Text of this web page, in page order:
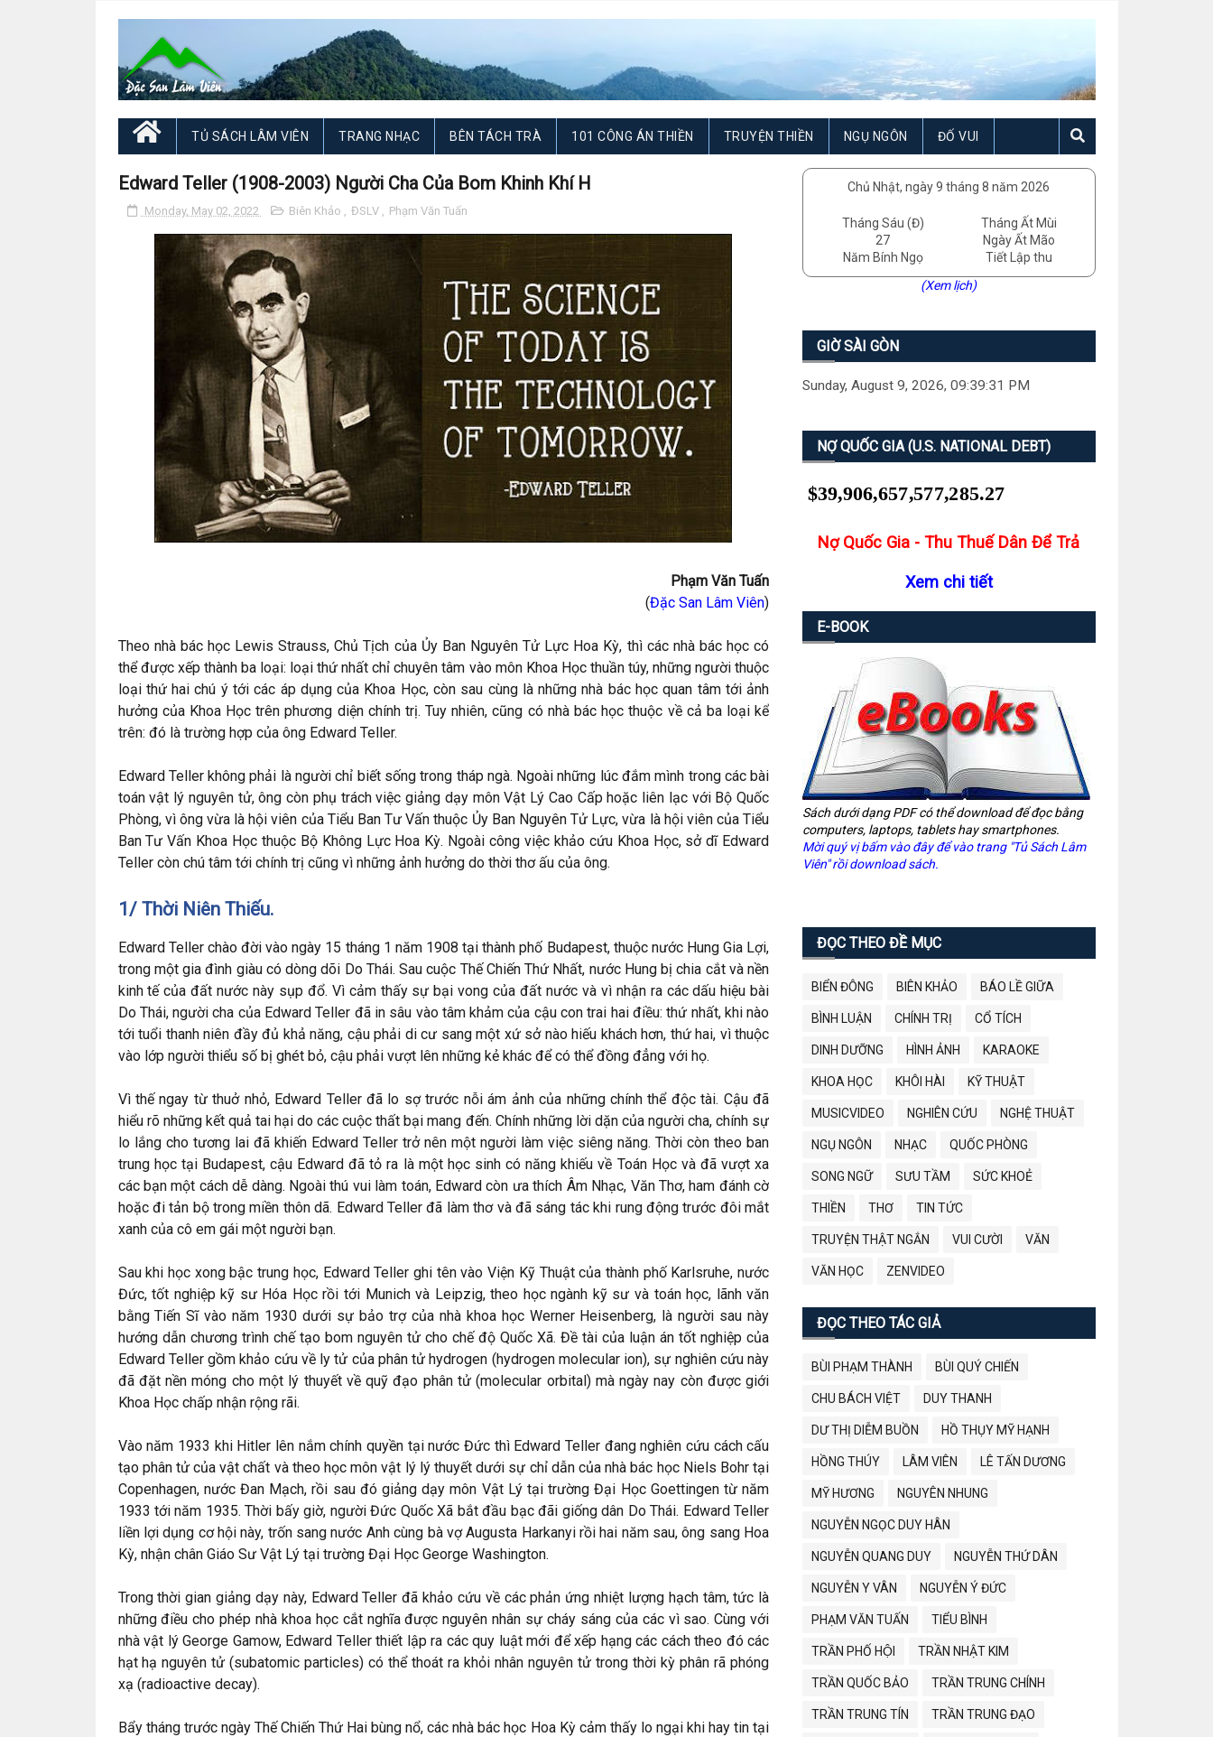
TỦ SÁCH LÂM VIÊN TRANG NHẠC BÊN TÁCH TRÀ 101 CÔNG ÁN THIỀN TRUYỆN THIỀN NGỤ NGÔN ĐỐ VUI
Edward Teller (1908-2003) Người Cha Của Bom Khinh Khí H
Monday, May 02, 2022 Biên Khảo , ĐSLV , Phạm Văn Tuấn
Phạm Văn Tuấn
(Đặc San Lâm Viên)
Theo nhà bác học Lewis Strauss, Chủ Tịch của Ủy Ban Nguyên Tử Lực Hoa Kỳ, thì các nhà bác học có
thể được xếp thành ba loại: loại thứ nhất chỉ chuyên tâm vào môn Khoa Học thuần túy, những người thuộc
loại thứ hai chú ý tới các áp dụng của Khoa Học, còn sau cùng là những nhà bác học quan tâm tới ảnh
hưởng của Khoa Học trên phương diện chính trị. Tuy nhiên, cũng có nhà bác học thuộc về cả ba loại kể
trên: đó là trường hợp của ông Edward Teller.
Edward Teller không phải là người chỉ biết sống trong tháp ngà. Ngoài những lúc đắm mình trong các bài
toán vật lý nguyên tử, ông còn phụ trách việc giảng dạy môn Vật Lý Cao Cấp hoặc liên lạc với Bộ Quốc
Phòng, vì ông vừa là hội viên của Tiểu Ban Tư Vấn thuộc Ủy Ban Nguyên Tử Lực, vừa là hội viên của Tiểu
Ban Tư Vấn Khoa Học thuộc Bộ Không Lực Hoa Kỳ. Ngoài công việc khảo cứu Khoa Học, sở dĩ Edward
Teller còn chú tâm tới chính trị cũng vì những ảnh hưởng do thời thơ ấu của ông.
1/ Thời Niên Thiếu.
Edward Teller chào đời vào ngày 15 tháng 1 năm 1908 tại thành phố Budapest, thuộc nước Hung Gia Lợi,
trong một gia đình giàu có dòng dõi Do Thái. Sau cuộc Thế Chiến Thứ Nhất, nước Hung bị chia cắt và nền
kinh tế của đất nước này sụp đổ. Vì cảm thấy sự bại vong của đất nước và vì nhận ra các dấu hiệu bài
Do Thái, người cha của Edward Teller đã in sâu vào tâm khảm của cậu con trai hai điều: thứ nhất, khi nào
tới tuổi thanh niên đầy đủ khả năng, cậu phải di cư sang một xứ sở nào hiếu khách hơn, thứ hai, vì thuộc
vào lớp người thiểu số bị ghét bỏ, cậu phải vượt lên những kẻ khác để có thể đồng đẳng với họ.
Vì thế ngay từ thuở nhỏ, Edward Teller đã lo sợ trước nỗi ám ảnh của những chính thể độc tài. Cậu đã
hiểu rõ những kết quả tai hại do các cuộc thất bại mang đến. Chính những lời dặn của người cha, chính sự
lo lắng cho tương lai đã khiến Edward Teller trở nên một người làm việc siêng năng. Thời còn theo ban
trung học tại Budapest, cậu Edward đã tỏ ra là một học sinh có năng khiếu về Toán Học và đã vượt xa
các bạn một cách dễ dàng. Ngoài thú vui làm toán, Edward còn ưa thích Âm Nhạc, Văn Thơ, ham đánh cờ
hoặc đi tản bộ trong miền thôn dã. Edward Teller đã làm thơ và đã sáng tác khi rung động trước đôi mắt
xanh của cô em gái một người bạn.
Sau khi học xong bậc trung học, Edward Teller ghi tên vào Viện Kỹ Thuật của thành phố Karlsruhe, nước
Đức, tốt nghiệp kỹ sư Hóa Học rồi tới Munich và Leipzig, theo học ngành kỹ sư và toán học, lãnh văn
bằng Tiến Sĩ vào năm 1930 dưới sự bảo trợ của nhà khoa học Werner Heisenberg, là người sau này
hướng dẫn chương trình chế tạo bom nguyên tử cho chế độ Quốc Xã. Đề tài của luận án tốt nghiệp của
Edward Teller gồm khảo cứu về ly tử của phân tử hydrogen (hydrogen molecular ion), sự nghiên cứu này
đã đặt nền móng cho một lý thuyết về quỹ đạo phân tử (molecular orbital) mà ngày nay còn được giới
Khoa Học chấp nhận rộng rãi.
Vào năm 1933 khi Hitler lên nắm chính quyền tại nước Đức thì Edward Teller đang nghiên cứu cách cấu
tạo phân tử của vật chất và theo học môn vật lý lý thuyết dưới sự chỉ dẫn của nhà bác học Niels Bohr tại
Copenhagen, nước Đan Mạch, rồi sau đó giảng dạy môn Vật Lý tại trường Đại Học Goettingen từ năm
1933 tới năm 1935. Thời bấy giờ, người Đức Quốc Xã bắt đầu bạc đãi giống dân Do Thái. Edward Teller
liền lợi dụng cơ hội này, trốn sang nước Anh cùng bà vợ Augusta Harkanyi rồi hai năm sau, ông sang Hoa
Kỳ, nhận chân Giáo Sư Vật Lý tại trường Đại Học George Washington.
Trong thời gian giảng dạy này, Edward Teller đã khảo cứu về các phản ứng nhiệt lượng hạch tâm, tức là
những điều cho phép nhà khoa học cắt nghĩa được nguyên nhân sự cháy sáng của các vì sao. Cùng với
nhà vật lý George Gamow, Edward Teller thiết lập ra các quy luật mới để xếp hạng các cách theo đó các
hạt hạ nguyên tử (subatomic particles) có thể thoát ra khỏi nhân nguyên tử trong thời kỳ phân rã phóng
xạ (radioactive decay).
Bẩy tháng trước ngày Thế Chiến Thứ Hai bùng nổ, các nhà bác học Hoa Kỳ cảm thấy lo ngại khi hay tin tại
Chủ Nhật, ngày 9 tháng 8 năm 2026
Tháng Sáu (Đ)
27
Năm Bính Ngọ
Tháng Ất Mùi
Ngày Ất Mão
Tiết Lập thu
(Xem lịch)
GIỜ SÀI GÒN
Sunday, August 9, 2026, 09:39:32 PM
NỢ QUỐC GIA (U.S. NATIONAL DEBT)
Nợ Quốc Gia - Thu Thuế Dân Để Trả
Xem chi tiết
E-BOOK
Sách dưới dạng PDF có thể download để đọc bằng
computers, laptops, tablets hay smartphones.
Mời quý vị bấm vào đây để vào trang "Tủ Sách Lâm
Viên" rồi download sách.
ĐỌC THEO ĐỀ MỤC
BIỂN ĐÔNG BIÊN KHẢO BÁO LỀ GIỮA
BÌNH LUẬN CHÍNH TRỊ CỔ TÍCH
DINH DƯỠNG HÌNH ẢNH KARAOKE
KHOA HỌC KHÔI HÀI KỸ THUẬT
MUSICVIDEO NGHIÊN CỨU NGHỆ THUẬT
NGỤ NGÔN NHẠC QUỐC PHÒNG
SONG NGỮ SƯU TẦM SỨC KHOẺ
THIỀN THƠ TIN TỨC
TRUYỆN THẬT NGẮN VUI CƯỜI VĂN
VĂN HỌC ZENVIDEO
ĐỌC THEO TÁC GIẢ
BÙI PHẠM THÀNH BÙI QUÝ CHIẾN
CHU BÁCH VIỆT DUY THANH
DƯ THỊ DIỄM BUỒN HỒ THỤY MỸ HẠNH
HỒNG THÚY LÂM VIÊN LÊ TẤN DƯƠNG
MỸ HƯƠNG NGUYÊN NHUNG
NGUYỄN NGỌC DUY HÂN
NGUYỄN QUANG DUY NGUYỄN THỨ DÂN
NGUYỄN Y VÂN NGUYỄN Ý ĐỨC
PHẠM VĂN TUẤN TIỂU BÌNH
TRẦN PHỐ HỘI TRẦN NHẬT KIM
TRẦN QUỐC BẢO TRẦN TRUNG CHÍNH
TRẦN TRUNG TÍN TRẦN TRUNG ĐẠO